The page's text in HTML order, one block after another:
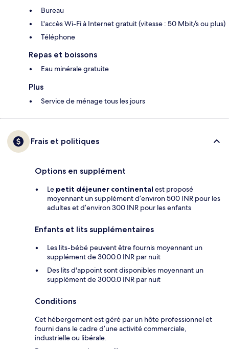
Bureau
L'accès Wi-Fi à Internet gratuit (vitesse : 50 Mbit/s ou plus)
Téléphone
Repas et boissons
Eau minérale gratuite
Plus
Service de ménage tous les jours
Frais et politiques
Options en supplément
Le petit déjeuner continental est proposé
moyennant un supplément d’environ 500 INR pour les
adultes et d’environ 300 INR pour les enfants
Enfants et lits supplémentaires
Les lits-bébé peuvent être fournis moyennant un
supplément de 3000.0 INR par nuit
Des lits d'appoint sont disponibles moyennant un
supplément de 3000.0 INR par nuit
Conditions
Cet hébergement est géré par un hôte professionnel et
fourni dans le cadre d’une activité commerciale,
industrielle ou libérale.